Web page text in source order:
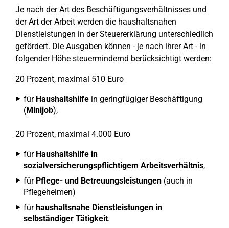
Je nach der Art des Beschäftigungsverhältnisses und
der Art der Arbeit werden die haushaltsnahen
Dienstleistungen in der Steuererklärung unterschiedlich
gefördert. Die Ausgaben können - je nach ihrer Art - in
folgender Höhe steuermindernd berücksichtigt werden:
20 Prozent, maximal 510 Euro
für Haushaltshilfe in geringfügiger Beschäftigung
(Minijob),
20 Prozent, maximal 4.000 Euro
für Haushaltshilfe in
sozialversicherungspflichtigem Arbeitsverhältnis,
für Pflege- und Betreuungsleistungen (auch in
Pflegeheimen)
fürhaushaltsnahe Dienstleistungen in
selbständiger Tätigkeit.